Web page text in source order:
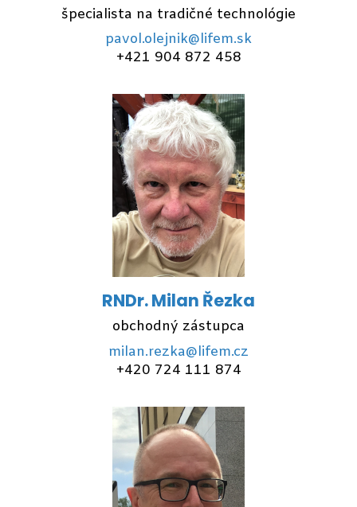
špecialista na tradičné technológie
pavol.olejnik@lifem.sk
+421 904 872 458
RNDr. Milan Řezka
obchodný zástupca
milan.rezka@lifem.cz
+420 724 111 874